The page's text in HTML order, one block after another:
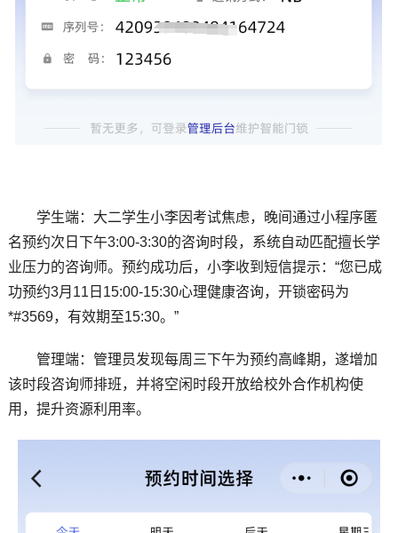
学生端：大二学生小李因考试焦虑，晚间通过小程序匿
名预约次日下午3:00-3:30的咨询时段，系统自动匹配擅长学
业压力的咨询师。预约成功后，小李收到短信提示：“您已成
功预约3月11日15:00-15:30心理健康咨询，开锁密码为
*#3569，有效期至15:30。”
管理端：管理员发现每周三下午为预约高峰期，遂增加
该时段咨询师排班，并将空闲时段开放给校外合作机构使
用，提升资源利用率。